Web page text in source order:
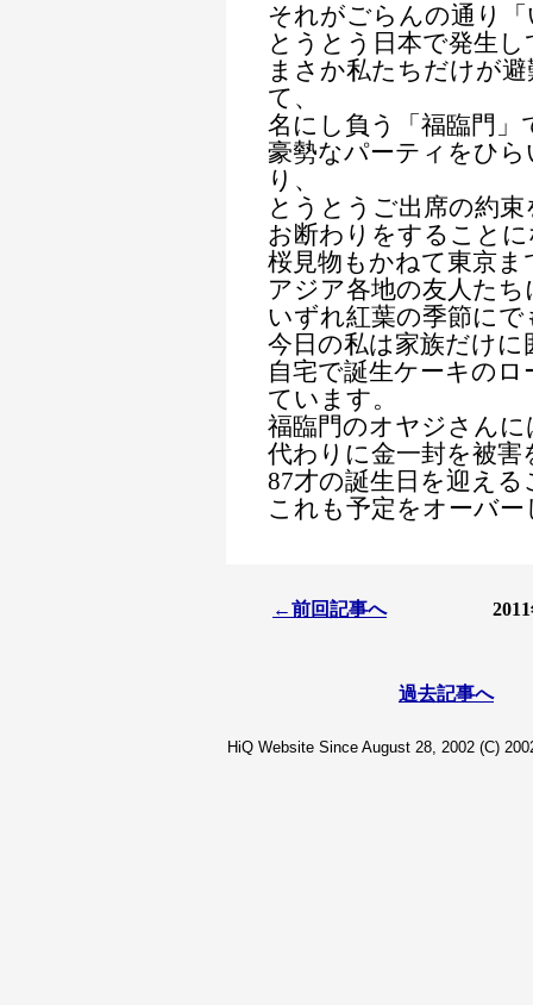
それがごらんの通り
とうとう日本で発生
まさか私たちだけが
て、
名にし負う「福臨門」
豪勢なパーティをひ
り、
とうとうご出席の約
お断わりをすること
桜見物もかねて東京ま
アジア各地の友人たち
いずれ紅葉の季節に
今日の私は家族だけに
自宅で誕生ケーキの
ています。
福臨門のオヤジさん
代わりに金一封を被
87才の誕生日を迎え
これも予定をオーバ
←前回記事へ
過去記事へ
HiQ Website Since August 28, 2002 (C)